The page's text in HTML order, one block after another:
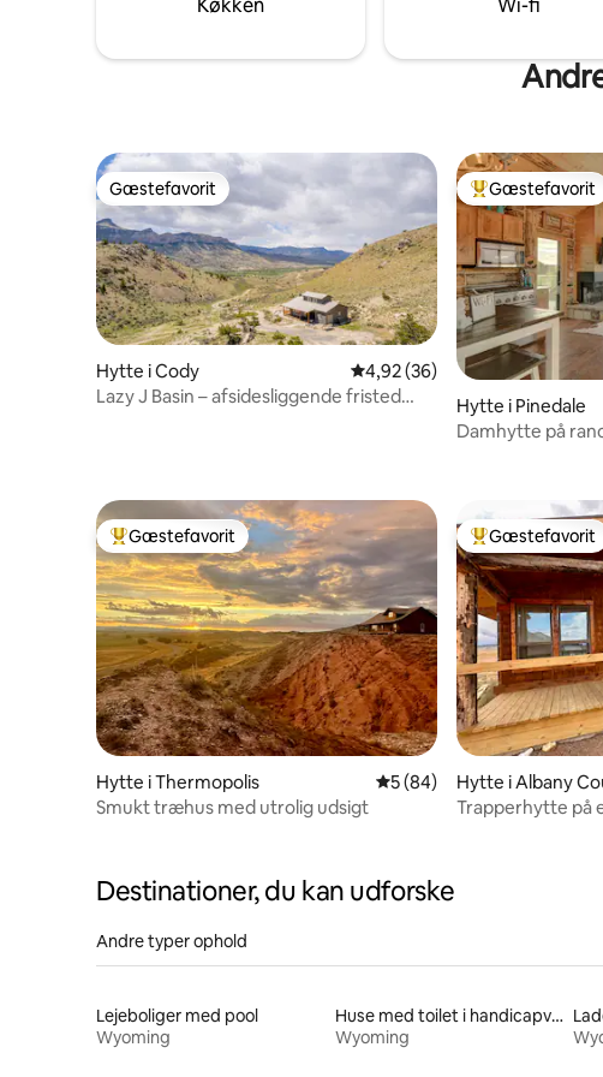
dig med.
Køkken Wi-fi
Gæstefavorit
Gæstefavorit
Hytte i Cody 4,92 ud af 5 i gennemsnitlig
4,92 (36)
Lazy J Basin – afsidesliggende fristed
Bedste
Gæstefavorit
Hytte i Pinedale
Damhytte på
Bedste gæstefavorit
Gæstefavorit
Hytte i Thermopolis 5 ud af 5 i gennemsnitlig
5 (84)
Smukt træhus med utrolig udsigt
Bedste
Gæstefavorit
Hytte i Albany
Trapperhytte på
Destinationer, du kan udforske
Andre typer ophold
Lejeboliger med pool
Wyoming
Huse med toilet i handicapvenlig højde til leje
Wyoming